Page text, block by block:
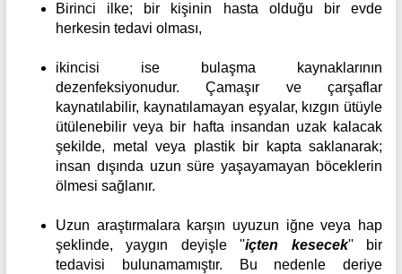
Birinci ilke; bir kişinin hasta olduğu bir evde
herkesin tedavi olması,
ikincisi ise bulaşma kaynaklarının
dezenfeksiyonudur. Çamaşır ve çarşaflar
kaynatılabilir, kaynatılamayan eşyalar, kızgın ütüyle
ütülenebilir veya bir hafta insandan uzak kalacak
şekilde, metal veya plastik bir kapta saklanarak;
insan dışında uzun süre yaşayamayan böceklerin
ölmesi sağlanır.
Uzun araştırmalara karşın uyuzun iğne veya hap
şeklinde, yaygın deyişle ''içten kesecek'' bir
tedavisi bulunamamıştır. Bu nedenle deriye